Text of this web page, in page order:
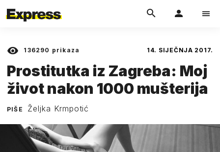
136290 prikaza 14. SIJEČNJA 2017.
Prostitutka iz Zagreba: Moj
život nakon 1000 mušterija
PIŠE Željka Krmpotić